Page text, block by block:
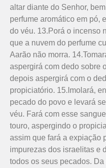
altar diante do Senhor,
perfume aromático em pó,
do véu. 13.Porá o incenso
que a nuvem do perfume
Aarão não morra.
aspergirá com dedo sobre
depois aspergirá com o
propiciatório. 15.Imolará,
pecado do povo e levará
véu. Fará com esse
touro, aspergindo o
assim que fará a expiação
impurezas dos israelitas e
todos os seus pecados.